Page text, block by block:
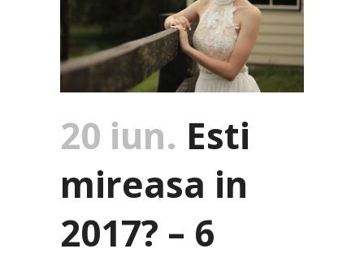
20 iun. Esti
mireasa in
2017? – 6